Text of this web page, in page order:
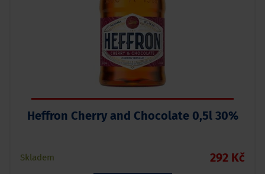
Heffron Cherry and Chocolate 0,5l 30%
Skladem 292 Kč